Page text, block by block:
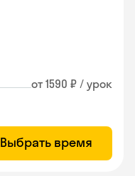
от 1590 ₽ / урок
Выбрать время